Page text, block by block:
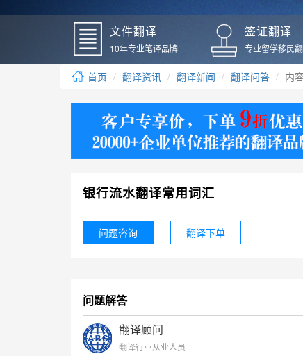
德语翻译
毕业证翻译
户口本翻译
学位证翻译
身份证翻译
疫
核
核
译
文件翻译
10年专业笔译品牌
签证翻译
专业留学移民
首页 翻译资讯 翻译新闻 翻译问答 内容
银行流水翻译常用词汇
问题咨询 翻译下单
问题解答
翻译顾问
翻译行业从业人员